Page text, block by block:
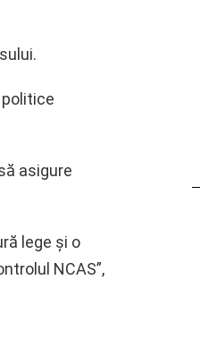
asigure
lege şi o
NCAS”,